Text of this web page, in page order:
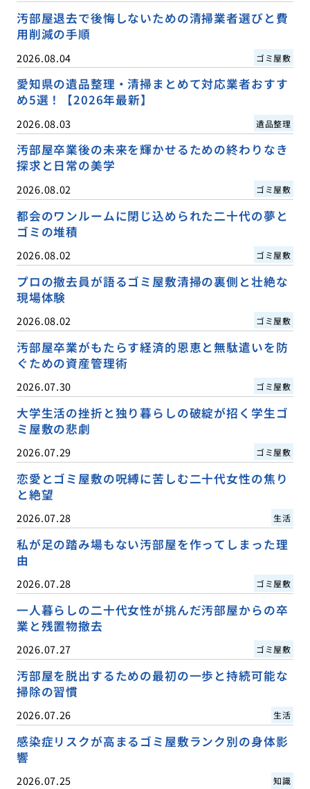
汚部屋退去で後悔しないための清掃業者選びと費
用削減の手順
2026.08.04 ゴミ屋敷
愛知県の遺品整理・清掃まとめて対応業者おすす
め5選！【2026年最新】
2026.08.03 遺品整理
汚部屋卒業後の未来を輝かせるための終わりなき
探求と日常の美学
2026.08.02 ゴミ屋敷
都会のワンルームに閉じ込められた二十代の夢と
ゴミの堆積
2026.08.02 ゴミ屋敷
プロの撤去員が語るゴミ屋敷清掃の裏側と壮絶な
現場体験
2026.08.02 ゴミ屋敷
汚部屋卒業がもたらす経済的恩恵と無駄遣いを防
ぐための資産管理術
2026.07.30 ゴミ屋敷
大学生活の挫折と独り暮らしの破綻が招く学生ゴ
ミ屋敷の悲劇
2026.07.29 ゴミ屋敷
恋愛とゴミ屋敷の呪縛に苦しむ二十代女性の焦り
と絶望
2026.07.28 生活
私が足の踏み場もない汚部屋を作ってしまった理
由
2026.07.28 ゴミ屋敷
一人暮らしの二十代女性が挑んだ汚部屋からの卒
業と残置物撤去
2026.07.27 ゴミ屋敷
汚部屋を脱出するための最初の一歩と持続可能な
掃除の習慣
2026.07.26 生活
感染症リスクが高まるゴミ屋敷ランク別の身体影
響
2026.07.25 知識